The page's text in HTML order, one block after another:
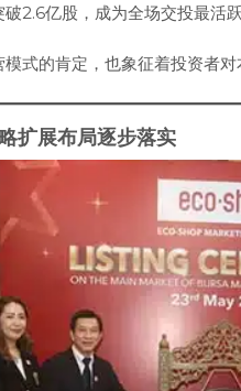
2.6亿股，成为全场交投最活
式的肯定，也象征着投资者对
扩展布局逐步落实